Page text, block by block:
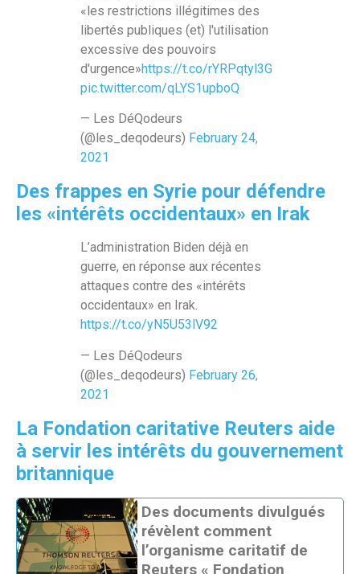
«les restrictions illégitimes des
libertés publiques (et) l'utilisation
excessive des pouvoirs
d'urgence»https://t.co/rYRPqtyl3G
pic.twitter.com/qLYS1upboQ
— Les DéQodeurs
(@les_deqodeurs) February 24,
2021
Des frappes en Syrie pour défendre
les «intérêts occidentaux» en Irak
L’administration Biden déjà en
guerre, en réponse aux récentes
attaques contre des «intérêts
occidentaux» en Irak.
https://t.co/yN5U53lV92
— Les DéQodeurs
(@les_deqodeurs) February 26,
2021
La Fondation caritative Reuters aide
à servir les intérêts du gouvernement
britannique
Des documents divulgués
révèlent comment
l’organisme caritatif de
Reuters « Fondation